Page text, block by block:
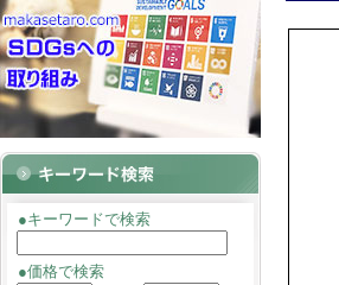
●キーワードで検索
●価格で検索